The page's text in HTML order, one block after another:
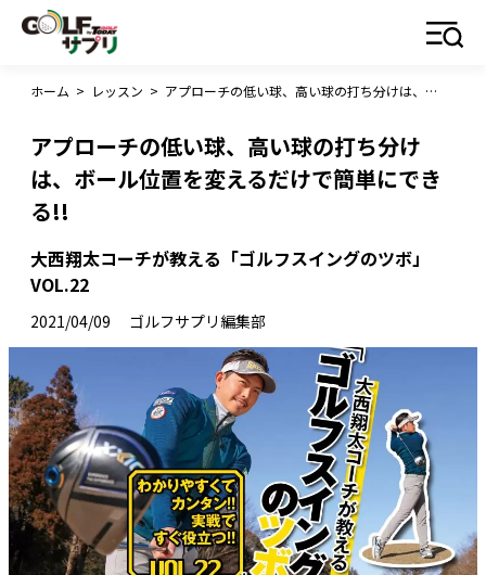
ホーム > レッスン > アプローチの低い球、高い球の打ち分けは、ボール位置を変えるだけで簡単にできる!!
アプローチの低い球、高い球の打ち分け
は、ボール位置を変えるだけで簡単にでき
る!!
大西翔太コーチが教える「ゴルフスイングのツボ」
VOL.22
2021/04/09 ゴルフサプリ編集部